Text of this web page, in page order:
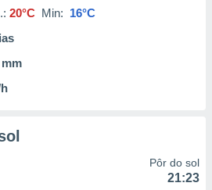
20°C Min: 16°C
Pôr do sol
21:23